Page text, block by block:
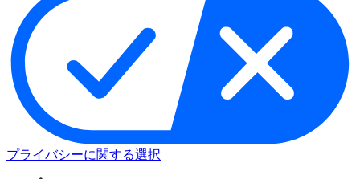
プライバシーに関する選択